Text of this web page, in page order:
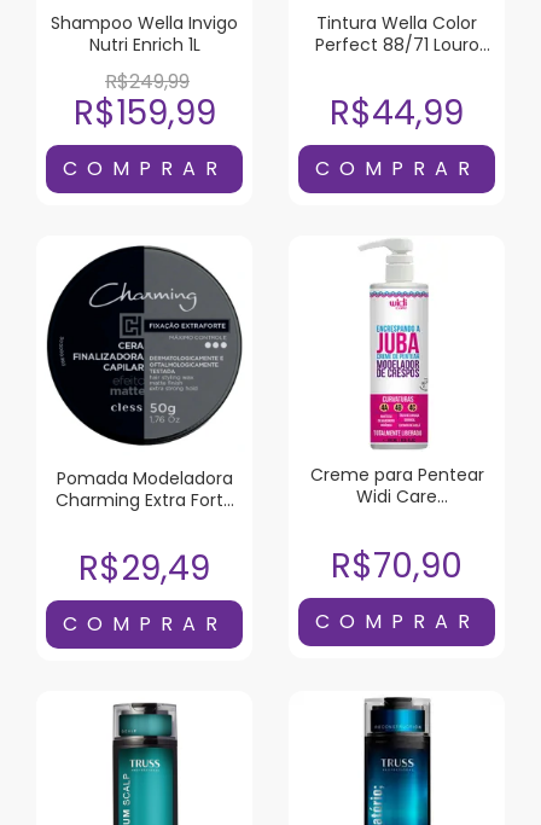
Shampoo Wella Invigo
Nutri Enrich 1L
R$249,99
R$159,99
Tintura Wella Color
Perfect 88/71 Louro
R$44,99
Pomada Modeladora
Charming Extra Forte
R$29,49
Creme para Pentear
Widi Care
R$70,90